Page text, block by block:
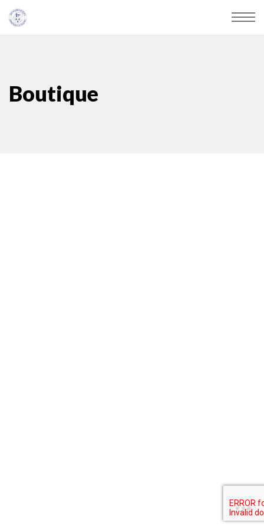
Boutique